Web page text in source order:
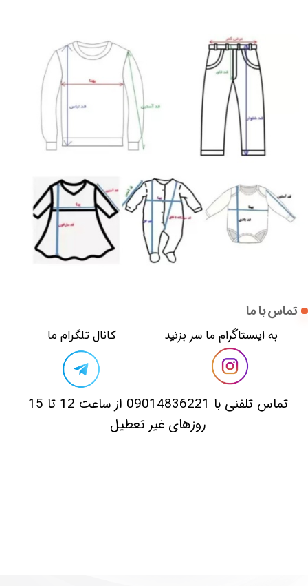
تماس با ما
​​به اینستاگرام ما سر بزنید​​​​​​​
​تماس تلفنی با 09014836221 از ساعت 12 تا 15
روزهای غیر تعطیل
​کانال تلگرام ما